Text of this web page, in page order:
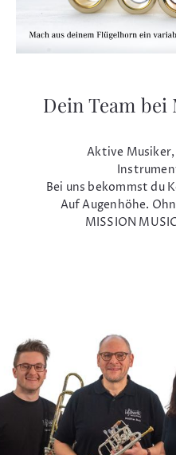
Dein Team bei
Aktive
Bei uns bekommst du
Auf Augenhöhe.
MISSION